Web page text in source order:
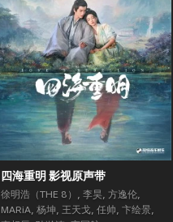
四海重明 影视原声带
徐明浩（THE 8） , 李昊, 方逸伦,
MARiA, 杨坤, 王天戈, 任帅, 卞绘景,